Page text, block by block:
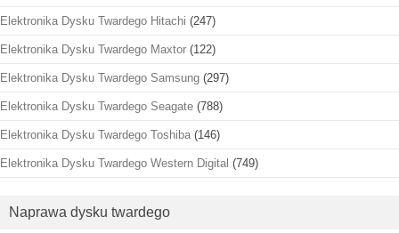
Elektronika Dysku Twardego Hitachi (247)
Elektronika Dysku Twardego Maxtor (122)
Elektronika Dysku Twardego Samsung (297)
Elektronika Dysku Twardego Seagate (788)
Elektronika Dysku Twardego Toshiba (146)
Elektronika Dysku Twardego Western Digital (749)
Naprawa dysku twardego